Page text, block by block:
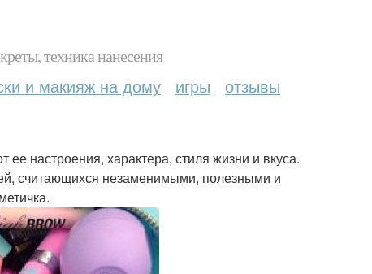
техника нанесения
и макияж на дому игры отзывы
настроения, характера, стиля жизни и вкуса.
считающихся незаменимыми, полезными и